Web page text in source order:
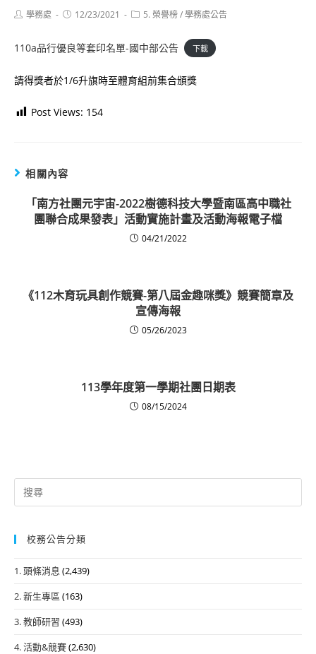
Post學務處
Post12/23/2021
Post5. 榮譽榜/學務處公告
110a品行優良等套印名單-國中部公告 下載
請得獎者於1/6升旗時至體育組前集合頒獎
Post Views: 154
相關內容
「南方社團元宇宙-2022樹德科技大學暨南區高中職社
團聯合成果發表」活動實施計畫及活動海報電子檔
04/21/2022
《112木育玩具創作競賽-第八屆金趣咪獎》競賽簡章及
宣傳海報
05/26/2023
113學年度第一學期社團日期表
08/15/2024
Search
for:
校務公告分類
1. 頭條消息 (2,439)
2. 新生專區 (163)
3. 教師研習 (493)
4. 活動&競賽(2,630)